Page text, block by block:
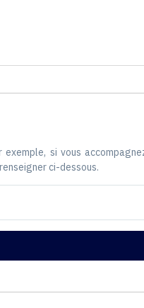
si vous
ci-dessous.